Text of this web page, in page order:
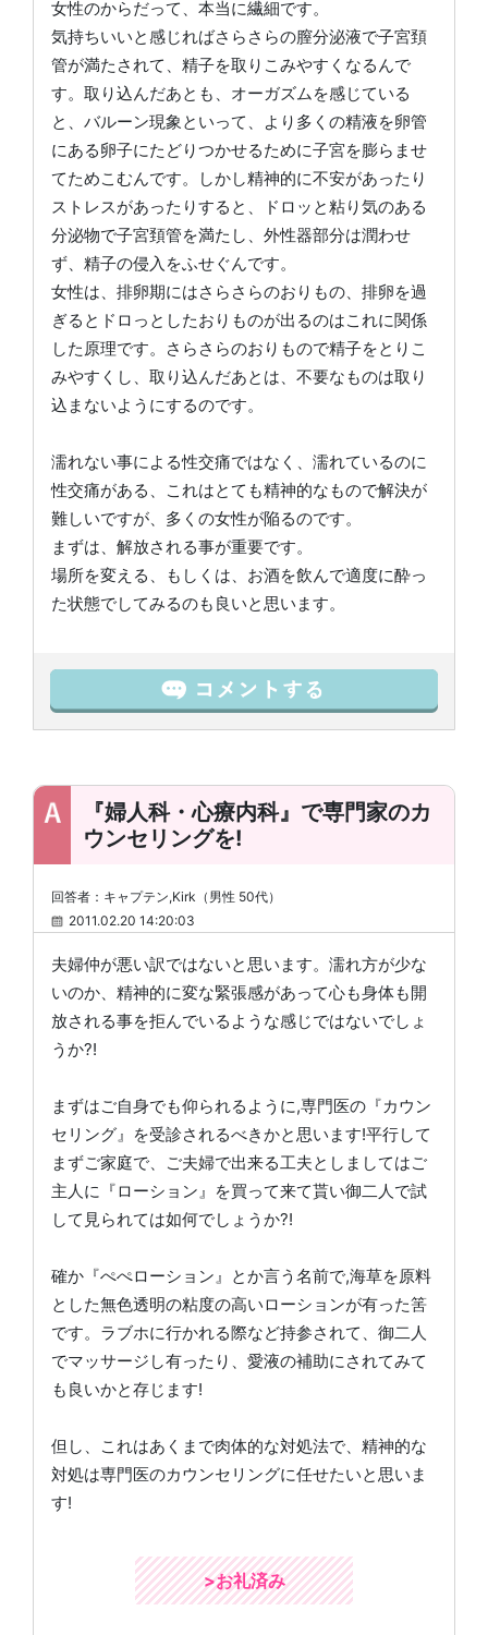
女性のからだって、本当に繊細です。
気持ちいいと感じればさらさらの膣分泌液で子宮頚
管が満たされて、精子を取りこみやすくなるんで
す。取り込んだあとも、オーガズムを感じている
と、バルーン現象といって、より多くの精液を卵管
にある卵子にたどりつかせるために子宮を膨らませ
てためこむんです。しかし精神的に不安があったり
ストレスがあったりすると、ドロッと粘り気のある
分泌物で子宮頚管を満たし、外性器部分は潤わせ
ず、精子の侵入をふせぐんです。
女性は、排卵期にはさらさらのおりもの、排卵を過
ぎるとドロっとしたおりものが出るのはこれに関係
した原理です。さらさらのおりもので精子をとりこ
みやすくし、取り込んだあとは、不要なものは取り
込まないようにするのです。
濡れない事による性交痛ではなく、濡れているのに
性交痛がある、これはとても精神的なもので解決が
難しいですが、多くの女性が陥るのです。
まずは、解放される事が重要です。
場所を変える、もしくは、お酒を飲んで適度に酔っ
た状態でしてみるのも良いと思います。
『婦人科・心療内科』で専門家のカ
ウンセリングを!
回答者：キャプテン,Kirk（男性 50代）
2011.02.20 14:20:03
夫婦仲が悪い訳ではないと思います。濡れ方が少な
いのか、精神的に変な緊張感があって心も身体も開
放される事を拒んでいるような感じではないでしょ
うか?!
まずはご自身でも仰られるように,専門医の『カウン
セリング』を受診されるべきかと思います!平行して
まずご家庭で、ご夫婦で出来る工夫としましてはご
主人に『ローション』を買って来て貰い御二人で試
して見られては如何でしょうか?!
確か『ぺぺローション』とか言う名前で,海草を原料
とした無色透明の粘度の高いローションが有った筈
です。ラブホに行かれる際など持参されて、御二人
でマッサージし有ったり、愛液の補助にされてみて
も良いかと存じます!
但し、これはあくまで肉体的な対処法で、精神的な
対処は専門医のカウンセリングに任せたいと思いま
す!
>お礼済み